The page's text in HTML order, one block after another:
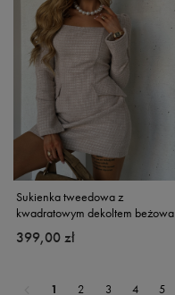
Sukienka tweedowa z
kwadratowym dekoltem beżowa
399,00 zł
1 2 3 4 5